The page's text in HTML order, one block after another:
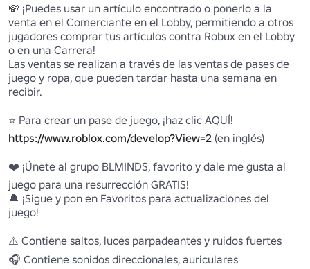
💸 ¡Puedes usar un artículo encontrado o ponerlo a la
venta en el Comerciante en el Lobby, permitiendo a otros
jugadores comprar tus artículos contra Robux en el Lobby
o en una Carrera!
Las ventas se realizan a través de las ventas de pases de
juego y ropa, que pueden tardar hasta una semana en
recibir.
https://www.roblox.com/develop?View=2 (en inglés)
❤️ ¡Únete al grupo BLMINDS, favorito y dale me gusta al
juego para una resurrección GRATIS!
🔔 ¡Sigue y pon en Favoritos para actualizaciones del
juego!
⚠️ Contiene saltos, luces parpadeantes y ruidos fuertes
🎧 Contiene sonidos direccionales, auriculares